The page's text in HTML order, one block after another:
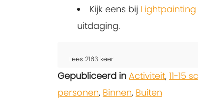
Kijk eens bij
uitdaging.
Lees 2163 keer
Gepubliceerd in Activiteit, 11-15
personen, Binnen, Buiten